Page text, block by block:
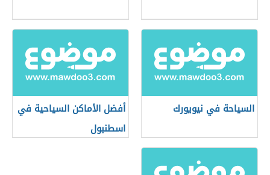
السياحة في نيويورك
أفضل الأماكن السياحية في
اسطنبول